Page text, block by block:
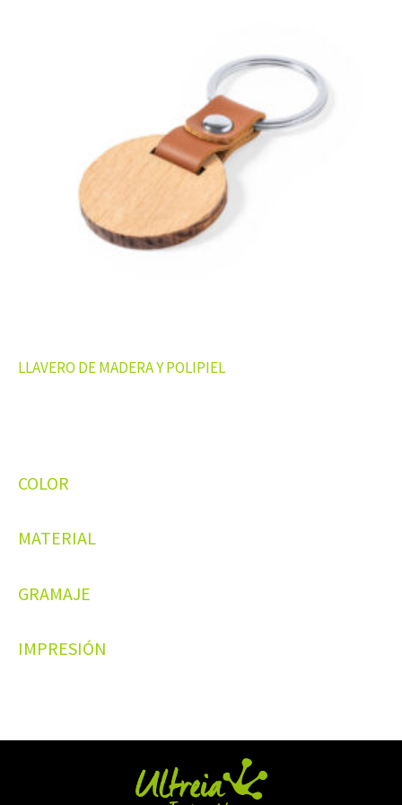
COLOR
MATERIAL
GRAMAJE
IMPRESIÓN
LLAVERO DE MADERA Y POLIPIEL